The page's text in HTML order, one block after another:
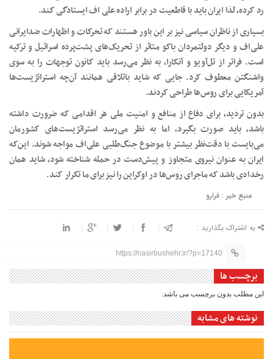
رد کرده، لذا ایران باید با قاطعیت در برابر اراده علی اف ایستادگی کند.
بسیاری از ناظران سیاسی نیز بر این باور هستند که تحرکات و اظهارات ضدایرانی
علی‌اف و دیگر دولت‎مردان باکو متاثر از تحریک‌های پشت‌پرده اسرائیل و ترکیه
است. فراتر از تل‌آویو و آنکارا، به نظر می‌رسد باید کانون توجهات را به سوی
واشنگتن معطوف کرد. جایی که شاید باتلاقی همانند آن‌چه استراتژیست‌ها
آمریکایی برای روس‌ها طراحی کردند.
بدون تردید، برای دفاع از منافع و امنیت ملی هر اقدامی که ضرورت داشته
باشد، باید صورت بگیرد، اما به نظر می‌رسد استراتژیست‌های کشورمان
می‌بایست با دقت‌نظر بیشتر با موضوع جنگ‌طلبی علی‌اف مواجه شوند. این‌که
ایران به عنوان نیروی متجاوز و پیش‌دست در حمله شناخته شود، شاید همان
رخدادی باشد که ماجرای روس‌ها در اوکراین را نیز برای ما تکرار کند.
منبع خبر : فرارو
به اشتراک بگذارید :
https://nasirbushehr.ir/?p=17140
برچسب ها
این مطلب بدون برچسب می باشد.
نوشته های مشابه